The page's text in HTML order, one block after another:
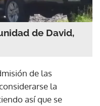
de David,
de las
la
así que se